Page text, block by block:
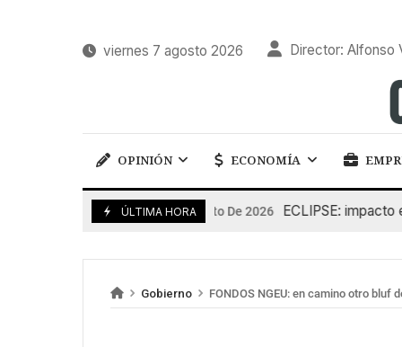
viernes 7 agosto 2026 Director: Alfonso
OPINIÓN ECONOMÍA
ÚLTIMA HORA
6 De Agosto De 2026 ECLIPSE: impacto en
Gobierno FONDOS NGEU: en camino otro bluf